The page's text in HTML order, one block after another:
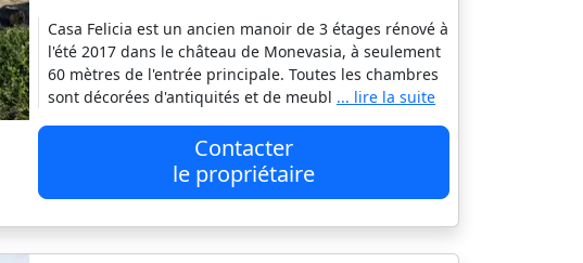
Casa Felicia est un ancien manoir de 3 étages rénové à
l'été 2017 dans le château de Monevasia, à seulement
60 mètres de l'entrée principale. Toutes les chambres
sont décorées d'antiquités et de meubl ... lire la suite
Contacter
le propriétaire